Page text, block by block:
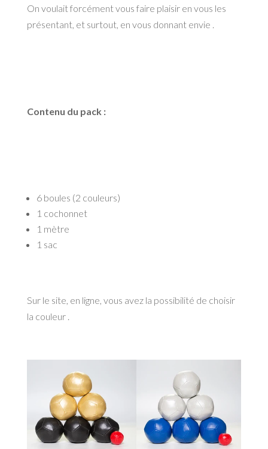
On voulait forcément vous faire plaisir en vous les
présentant, et surtout, en vous donnant envie .
Contenu du pack :
6 boules (2 couleurs)
1 cochonnet
1 mètre
1 sac
Sur le site, en ligne, vous avez la possibilité de choisir
la couleur .